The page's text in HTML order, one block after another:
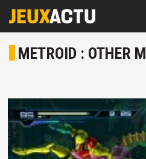
METROID : OTHER M